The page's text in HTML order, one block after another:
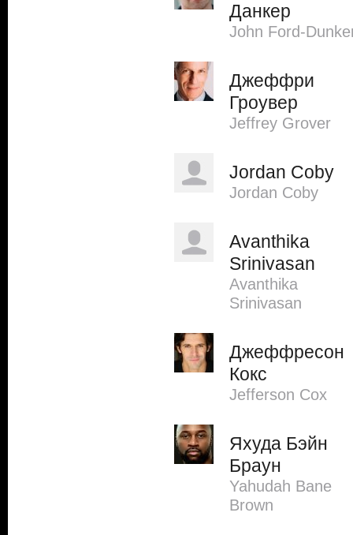
Данкер
John Ford-
Джеффри
Гроувер
Jeffrey Grover
Jordan Coby
Jordan Coby
Avanthika
Srinivasan
Avanthika
Srinivasan
Джеффресон
Кокс
Jefferson Cox
Яхуда Бэйн
Браун
Yahudah Bane
Brown